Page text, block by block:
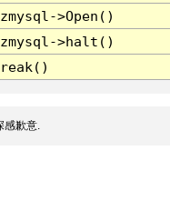
>Open()
>halt()
感歉意.